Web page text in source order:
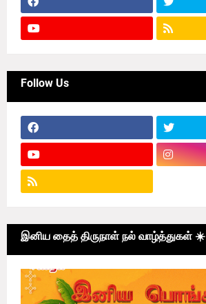
Follow Us
இனிய தைத் திருநாள் நல் வாழ்த்துகள் ☀️